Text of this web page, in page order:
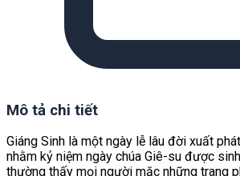
Mô tả chi tiết
Giáng Sinh là một ngày lễ lâu đời xuất
nhằm kỷ niệm ngày chúa Giê-su được
thường thấy mọi người mặc những trang